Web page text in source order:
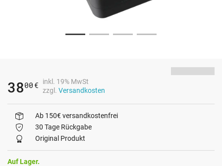
3800 €
inkl. 19% MwSt
zzgl. Versandkosten
Ab 150€ versandkostenfrei
30 Tage Rückgabe
Original Produkt
Auf Lager.